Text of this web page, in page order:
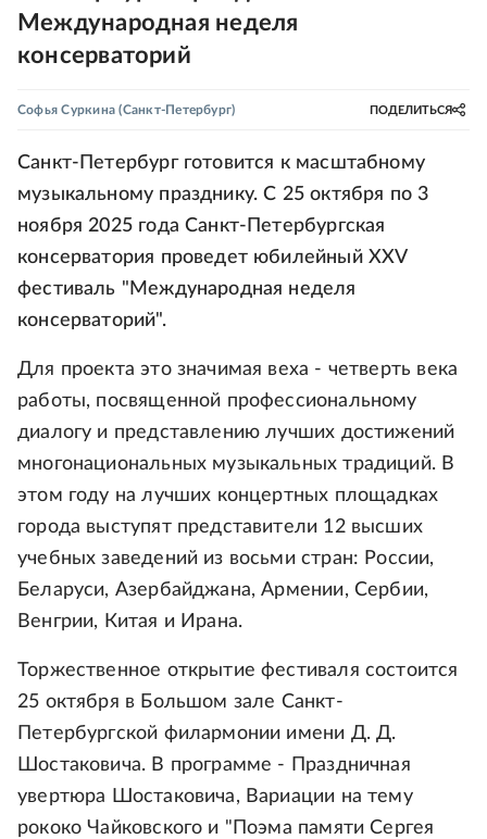
Международная неделя
консерваторий
Софья Суркина (Санкт-Петербург) ПОДЕЛИТЬСЯ
Санкт-Петербург готовится к масштабному
музыкальному празднику. С 25 октября по 3
ноября 2025 года Санкт-Петербургская
консерватория проведет юбилейный XXV
фестиваль "Международная неделя
консерваторий".
Для проекта это значимая веха - четверть века
работы, посвященной профессиональному
диалогу и представлению лучших достижений
многонациональных музыкальных традиций. В
этом году на лучших концертных площадках
города выступят представители 12 высших
учебных заведений из восьми стран: России,
Беларуси, Азербайджана, Армении, Сербии,
Венгрии, Китая и Ирана.
Торжественное открытие фестиваля состоится
25 октября в Большом зале Санкт-
Петербургской филармонии имени Д. Д.
Шостаковича. В программе - Праздничная
увертюра Шостаковича, Вариации на тему
рококо Чайковского и "Поэма памяти Сергея